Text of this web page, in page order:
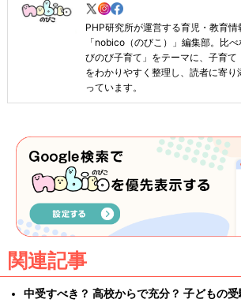
PHP研究所が運営する育児・教育情
「nobico（のびこ）」編集部。比
びのび子育て」をテーマに、子育て
をわかりやすく整理し、読者に寄り
っています。
関連記事
中受すべき？ 高校からで充分？ 子どもの